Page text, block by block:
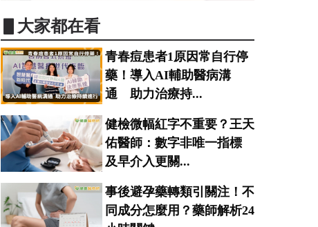
▋大家都在看
青春痘患者1原因常自行停
藥！導入AI輔助醫病溝
通 助力治療持...
健檢微幅紅字不重要？王天
佑醫師：數字非唯一指標
及早介入更關...
事後避孕藥轉類引關注！不
同成分怎麼用？藥師解析24